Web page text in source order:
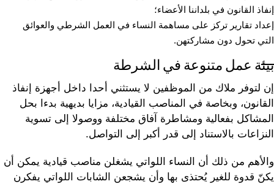
إنفاذ القانون في بلداننا الأعضاء؛
إعداد تقارير تركز على مساهمة النساء في العمل الشرطي والعوائق
التي تحول دون مشاركتهن.
بيئة عمل متنوعة في الشرطة
إن لتوفر ملاك من الموظفين لا يستثني أحدا داخل أجهزة إنفاذ
القانون، وبخاصة في المناصب القيادية، مزايا بديهية بدءا بحل
المشاكل بفعالية ومشاطرة آفاق مختلفة ووصولا إلى تسوية
النزاعات بالاستناد إلى قدر أكبر إلى التواصل.
والأهم من ذلك أن النساء اللواتي يشغلن مناصب قيادية يمكن أن
يكنّ قدوة للغير يُحتذى بها وأن يشجعن الشابات اللواتي يفكرن